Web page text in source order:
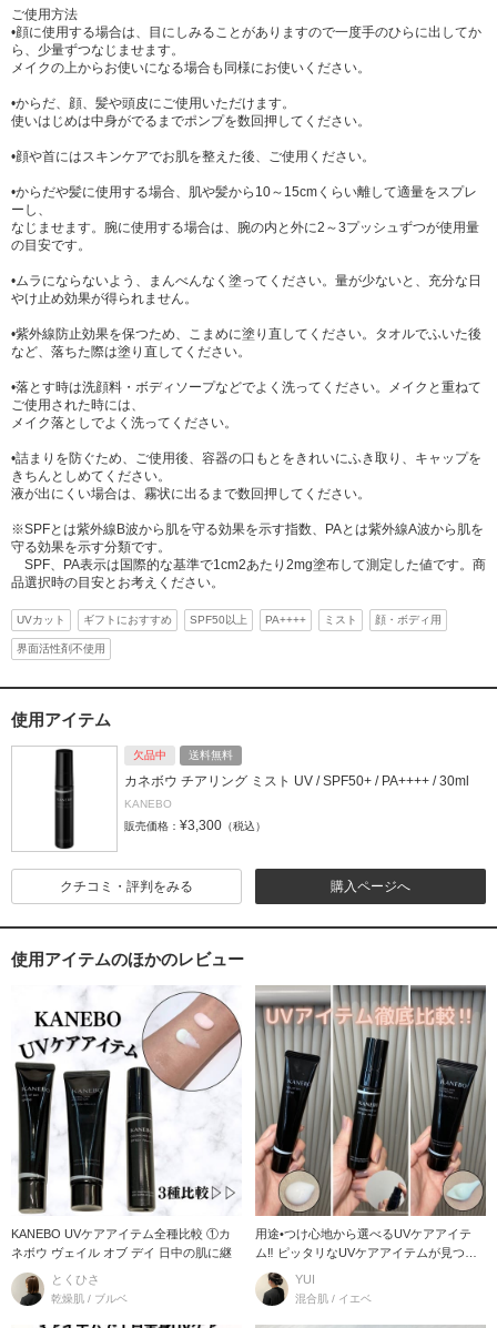
ご使用方法
•顔に使用する場合は、目にしみることがありますので一度手のひらに出してか
ら、少量ずつなじませます。
メイクの上からお使いになる場合も同様にお使いください。
•からだ、顔、髪や頭皮にご使用いただけます。
使いはじめは中身がでるまでポンプを数回押してください。
•顔や首にはスキンケアでお肌を整えた後、ご使用ください。
•からだや髪に使用する場合、肌や髪から10～15cmくらい離して適量をスプレ
ーし、
なじませます。腕に使用する場合は、腕の内と外に2～3プッシュずつが使用量
の目安です。
•ムラにならないよう、まんべんなく塗ってください。量が少ないと、充分な日
やけ止め効果が得られません。
•紫外線防止効果を保つため、こまめに塗り直してください。タオルでふいた後
など、落ちた際は塗り直してください。
•落とす時は洗顔料・ボディソープなどでよく洗ってください。メイクと重ねて
ご使用された時には、
メイク落としでよく洗ってください。
•詰まりを防ぐため、ご使用後、容器の口もとをきれいにふき取り、キャップを
きちんとしめてください。
液が出にくい場合は、霧状に出るまで数回押してください。
※SPFとは紫外線B波から肌を守る効果を示す指数、PAとは紫外線A波から肌を
守る効果を示す分類です。
SPF、PA表示は国際的な基準で1cm2あたり2mg塗布して測定した値です。商
品選択時の目安とお考えください。
UVカット ギフトにおすすめ SPF50以上 PA++++ ミスト 顔・ボディ用
界面活性剤不使用
使用アイテム
欠品中 送料無料
カネボウ チアリング ミスト UV / SPF50+ / PA++++ / 30ml
KANEBO
販売価格： ¥3,300 （税込）
購入ページへ
クチコミ・評判をみる
使用アイテムのほかのレビュー
KANEBO UVケアアイテム全種比較 ①カ
ネボウ ヴェイル オブ デイ 日中の肌に継
とくひさ
乾燥肌 / ブルベ
用途•つけ心地から選べるUVケアアイテ
ム‼︎ ピッタリなUVケアアイテムが見つか
るはず!!
YUI
混合肌 / イエベ